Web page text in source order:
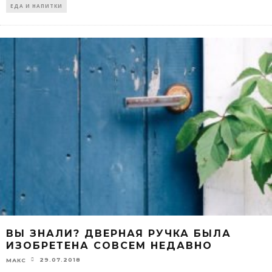
ЕДА И НАПИТКИ
ВЫ ЗНАЛИ? ДВЕРНАЯ РУЧКА БЫЛА
ИЗОБРЕТЕНА СОВСЕМ НЕДАВНО
МАКС 29.07.2018